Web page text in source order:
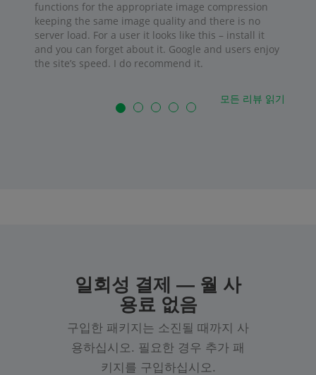
functions for the appropriate image compression
keeping the same image quality and there is no
server load. For a user it looks like this – install it
and you can forget about it. Google and users enjoy
the site’s speed. I do recommend it.
모든 리뷰 읽기
일회성 결제 — 월 사
용료 없음
구입한 패키지는 소진될 때까지 사
용하십시오. 필요한 경우 추가 패
키지를 구입하십시오.